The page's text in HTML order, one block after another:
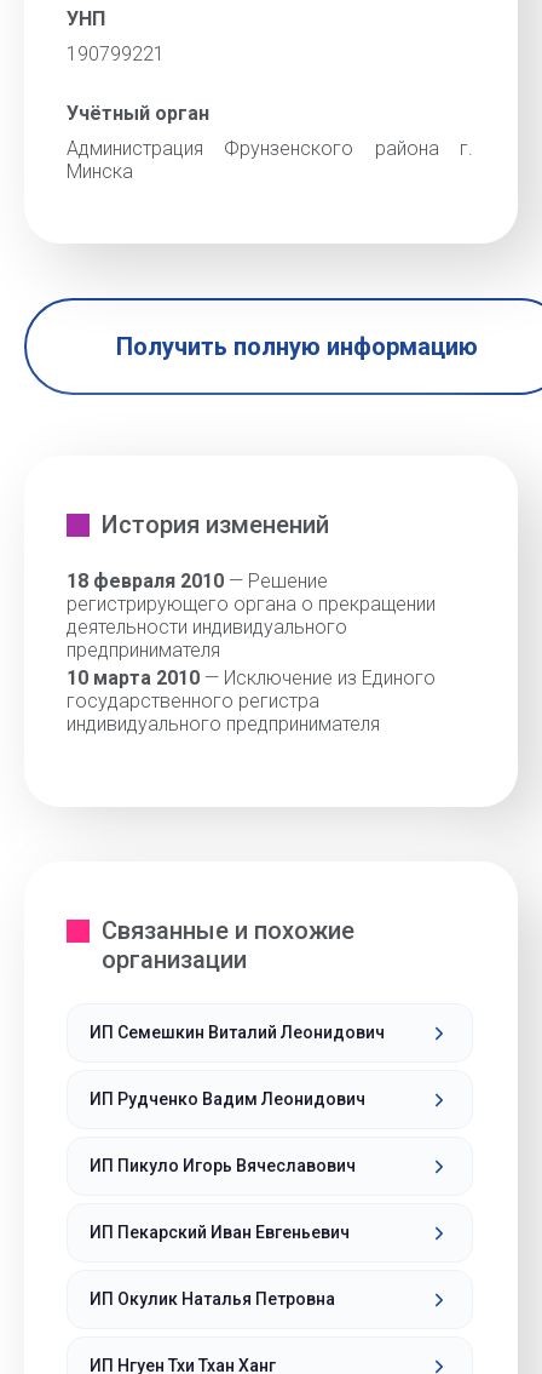
УНП
190799221
Учётный орган
Администрация Фрунзенского района г.
Минска
Получить полную информацию
История изменений
18 февраля 2010 — Решение
регистрирующего органа о прекращении
деятельности индивидуального
предпринимателя
10 марта 2010 — Исключение из Единого
государственного регистра
индивидуального предпринимателя
Связанные и похожие
организации
ИП Семешкин Виталий Леонидович
ИП Рудченко Вадим Леонидович
ИП Пикуло Игорь Вячеславович
ИП Пекарский Иван Евгеньевич
ИП Окулик Наталья Петровна
ИП Нгуен Тхи Тхан Ханг